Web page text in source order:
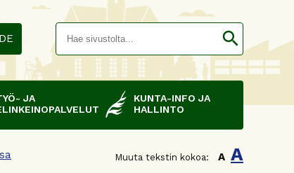
DE search
JA
KUNTA-INFO JA
HALLINTO
Muuta tekstin kokoa: A A